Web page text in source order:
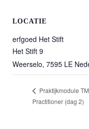
LOCATIE
erfgoed Het Stift
Het Stift 9
Weerselo, 7595 LE
Praktijkmodule
Practitioner (dag 2)